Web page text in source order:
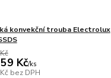
konvekční trouba Electrolux
Kč/ks
bez DPH